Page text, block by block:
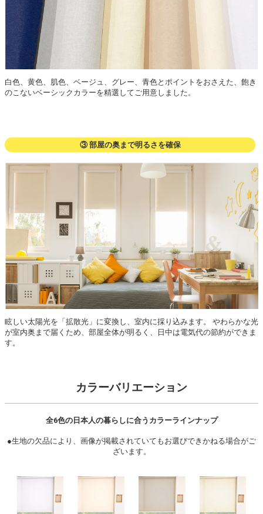
白色、黄色、肌色、ベージュ、グレー、青色とポイントをおさえた、飽き
のこないベーシックカラーを精選してご用意しました。
③ 部屋の奥まで明るさを確保
眩しい太陽光を「拡散光」に変換し、室内に採り込みます。 やわらかな光
が室内奥まで届くため、部屋全体が明るく、日中は電気代の節約ができま
す。
カラーバリエーション
全6色の日本人の暮らしに合うカラーラインナップ
●生地の欠品により、画像が掲載されていてもお選びできかねる場合がご
ざいます。